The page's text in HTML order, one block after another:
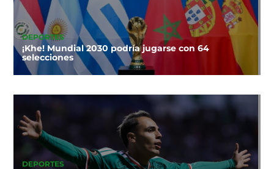
DEPORTES
¡Khe! Mundial 2030 podría jugarse con 64
selecciones
DEPORTES